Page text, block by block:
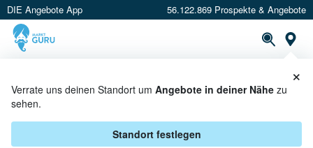
DIE Angebote App 56.122.869 Prospekte & Angebote
Verrate uns deinen Standort um Angebote in deiner Nähe zu
sehen.
Standort festlegen
×
XMAS ANGEBOTE & AKTIONEN
BEI PICKS RAUS